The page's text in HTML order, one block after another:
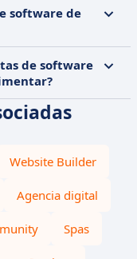
software de
de software
Website Builder
Agencia digital
Spas